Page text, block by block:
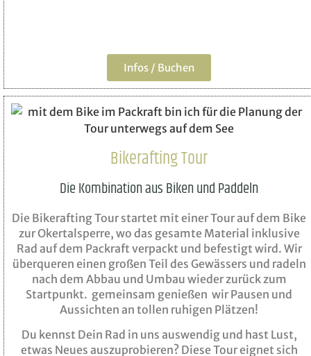
Infos / Buchen
Bikerafting Tour
Die Kombination aus Biken und Paddeln
Die Bikerafting Tour startet mit einer Tour auf dem Bike
zur Okertalsperre, wo das gesamte Material inklusive
Rad auf dem Packraft verpackt und befestigt wird. Wir
überqueren einen großen Teil des Gewässers und radeln
nach dem Abbau und Umbau wieder zurück zum
Startpunkt. gemeinsam genießen wir Pausen und
Aussichten an tollen ruhigen Plätzen!
Du kennst Dein Rad in uns auswendig und hast Lust,
etwas Neues auszuprobieren? Diese Tour eignet sich